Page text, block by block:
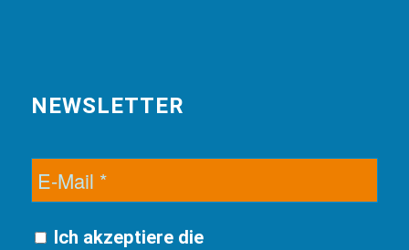
NEWSLETTER
Ich akzeptiere die